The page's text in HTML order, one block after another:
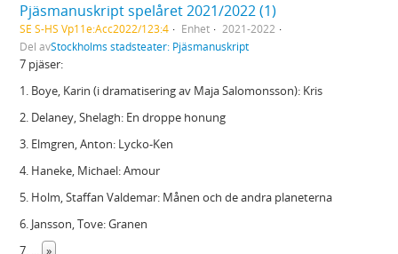
Pjäsmanuskript spelåret 2021/2022 (1)
SE S-HS Vp11e:Acc2022/123:4 Enhet
2021-2022
Del avStockholms stadsteater: Pjäsmanuskript
7 pjäser:
1. Boye, Karin (i dramatisering av Maja Salomonsson): Kris
2. Delaney, Shelagh: En droppe honung
3. Elmgren, Anton: Lycko-Ken
4. Haneke, Michael: Amour
5. Holm, Staffan Valdemar: Månen och de andra planeterna
6. Jansson, Tove: Granen
7. ... »